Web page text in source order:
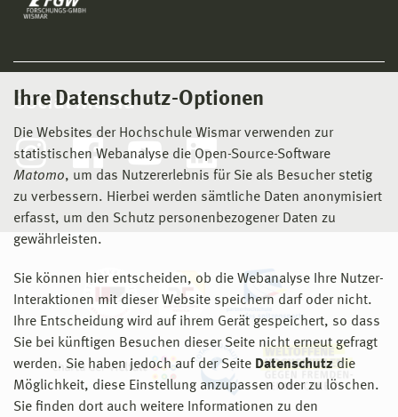
Ihre Datenschutz-Optionen
Die Websites der Hochschule Wismar verwenden zur
statistischen Webanalyse die Open-Source-Software
Matomo, um das Nutzererlebnis für Sie als Besucher stetig
zu verbessern. Hierbei werden sämtliche Daten anonymisiert
erfasst, um den Schutz personenbezogener Daten zu
gewährleisten.
Sie können hier entscheiden, ob die Webanalyse Ihre Nutzer-
Interaktionen mit dieser Website speichern darf oder nicht.
Ihre Entscheidung wird auf ihrem Gerät gespeichert, so dass
Sie bei künftigen Besuchen dieser Seite nicht erneut gefragt
werden. Sie haben jedoch auf der Seite Datenschutz die
Möglichkeit, diese Einstellung anzupassen oder zu löschen.
Sie finden dort auch weitere Informationen zu den
Social Media